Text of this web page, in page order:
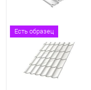
Есть образец